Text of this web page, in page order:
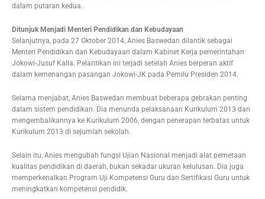
dalam putaran kedua.
Ditunjuk Menjadi Menteri Pendidikan dan Kebudayaan
Selanjutnya, pada 27 Oktober 2014, Anies Baswedan dilantik sebagai
Menteri Pendidikan dan Kebudayaan dalam Kabinet Kerja pemerintahan
Jokowi-Jusuf Kalla. Pelantikan ini terjadi setelah Anies berperan aktif
dalam kemenangan pasangan Jokowi-JK pada Pemilu Presiden 2014.
Selama menjabat, Anies Baswedan membuat beberapa gebrakan penting
dalam sistem pendidikan. Dia menunda pelaksanaan Kurikulum 2013 dan
mengembalikannya ke Kurikulum 2006, dengan penerapan terbatas untuk
Kurikulum 2013 di sejumlah sekolah.
Selain itu, Anies mengubah fungsi Ujian Nasional menjadi alat pemetaan
kualitas pendidikan di daerah, bukan sekadar ukuran kelulusan. Dia juga
memperkenalkan Program Uji Kompetensi Guru dan Sertifikasi Guru untuk
meningkatkan kompetensi pendidik.